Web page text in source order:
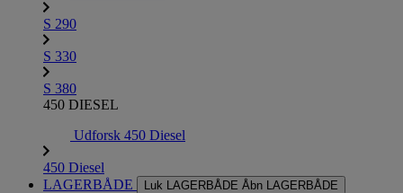
S 290
S 330
S 380
450 DIESEL
Udforsk 450 Diesel
450 Diesel
LAGERBÅDE
Luk LAGERBÅDE Åbn LAGERBÅDE